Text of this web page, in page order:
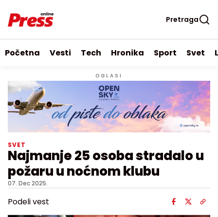
Pretraga
Početna Vesti Tech Hronika Sport Svet
OGLASI
SVET
Najmanje 25 osoba stradalo u
požaru u noćnom klubu
07. Dec 2025.
Podeli vest